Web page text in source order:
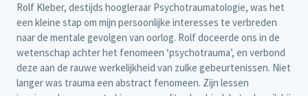
Rolf Kleber, destijds hoogleraar Psychotraumatologie, was het
een kleine stap om mijn persoonlijke interesses te verbreden
naar de mentale gevolgen van oorlog. Rolf doceerde ons in de
wetenschap achter het fenomeen ‘psychotrauma’, en verbond
deze aan de rauwe werkelijkheid van zulke gebeurtenissen. Niet
langer was trauma een abstract fenomeen. Zijn lessen